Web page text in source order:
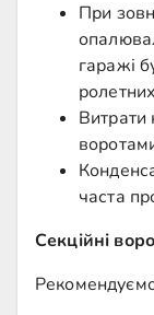
При
гаражі
часта
Секційні